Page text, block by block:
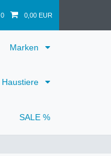
0 0,00 EUR
Marken
Haustiere
SALE %